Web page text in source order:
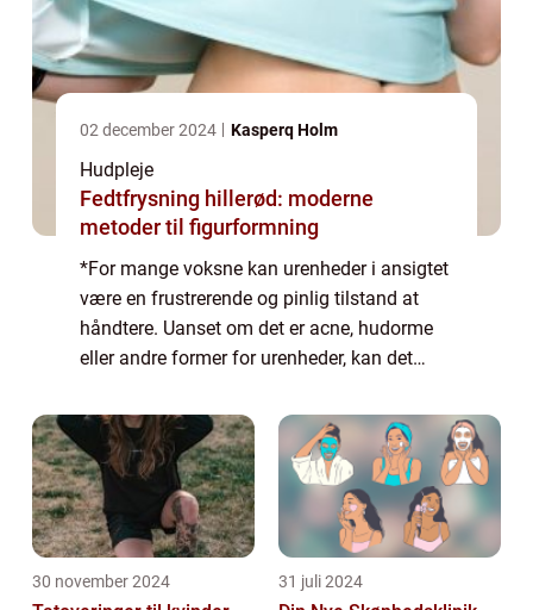
02 december 2024 Kasperq Holm
Hudpleje
Fedtfrysning hillerød: moderne
metoder til figurformning
*For mange voksne kan urenheder i ansigtet
være en frustrerende og pinlig tilstand at
håndtere. Uanset om det er acne, hudorme
eller andre former for urenheder, kan det
og generelle velvære. I denne artik...
30 november 2024 31 juli 2024